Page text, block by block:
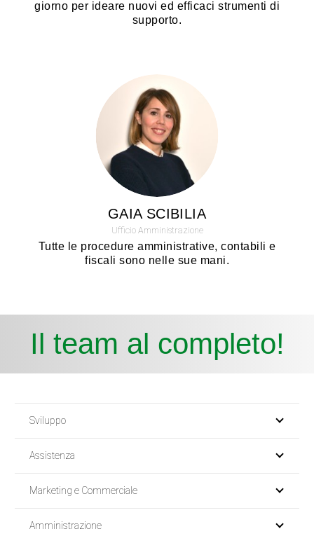
giorno per ideare nuovi ed efficaci strumenti di
supporto.
GAIA SCIBILIA
Ufficio Amministrazione
Tutte le procedure amministrative, contabili e
fiscali sono nelle sue mani.
Il team al completo!
Sviluppo
Assistenza
Marketing e Commerciale
Amministrazione